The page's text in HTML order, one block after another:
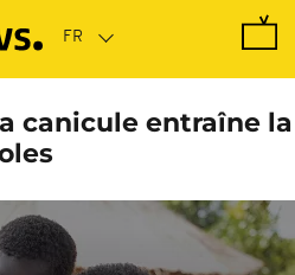
canicule entraîne la